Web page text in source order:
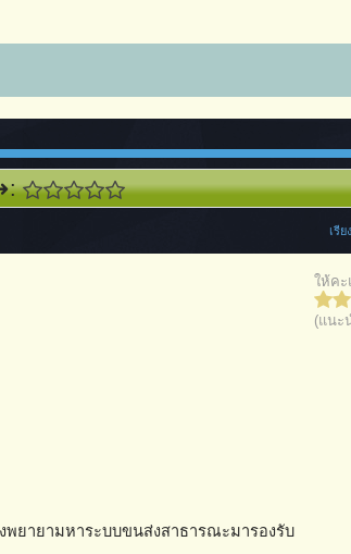
เรี
ให้ค
(แนะ
พยายามหาระบบขนส่งสาธารณะมารองรับ